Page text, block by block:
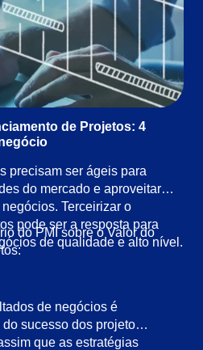
de Projetos: 4
precisam ser ágeis para
do mercado e aproveitar
Terceirizar o
pode ser a resposta para
de qualidade e alto nível.
do PMI sobre o Valor do
de negócios é
sucesso dos projetos
que as estratégias